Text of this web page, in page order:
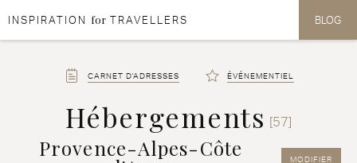
Aller au contenu
Aller au menu
INSPIRATION for TRAVELLERS BLOG
Hébergements [57]
Provence-Alpes-Côte MODIFIER
CARNET D'ADRESSES ÉVÉNEMENTIEL